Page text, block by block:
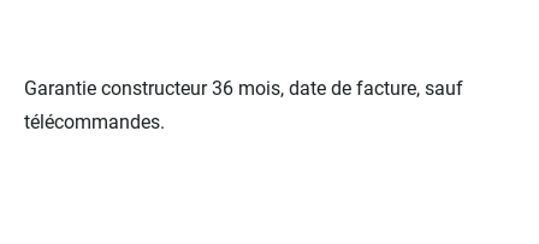
Garantie constructeur 36 mois, date de facture, sauf
télécommandes.